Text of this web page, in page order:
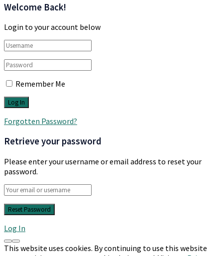
Welcome Back!
Login to your account below
Remember Me
Forgotten Password?
Retrieve your password
Please enter your username or email address to reset your
password.
Log In
This website uses cookies. By continuing to use this website